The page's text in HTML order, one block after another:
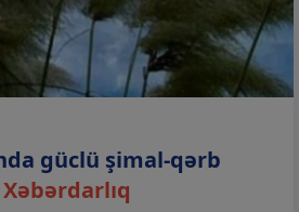
güclü şimal-qərb
Xəbərdarlıq